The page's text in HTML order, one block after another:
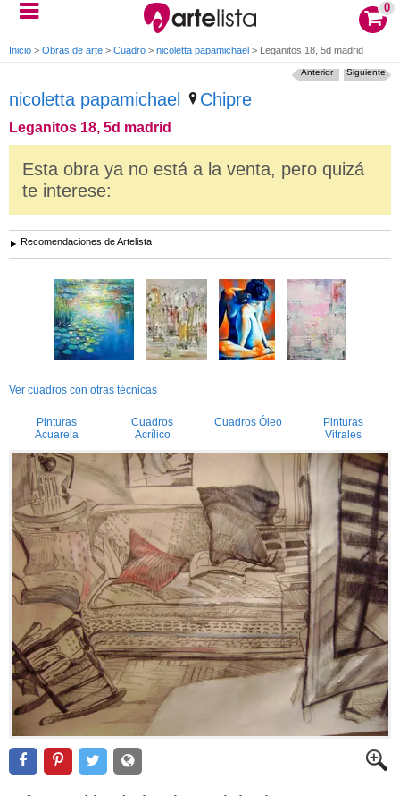
0
Inicio > Obras de arte > Cuadro > nicoletta papamichael > Leganitos 18, 5d madrid
nicoletta papamichael Chipre
Leganitos 18, 5d madrid
Siguiente
Anterior
Esta obra ya no está a la venta, pero quizá
te interese:
Recomendaciones de Artelista
Ver cuadros con otras técnicas
Pinturas
Acuarela
Cuadros
Acrílico
Cuadros Óleo
Pinturas
Vitrales